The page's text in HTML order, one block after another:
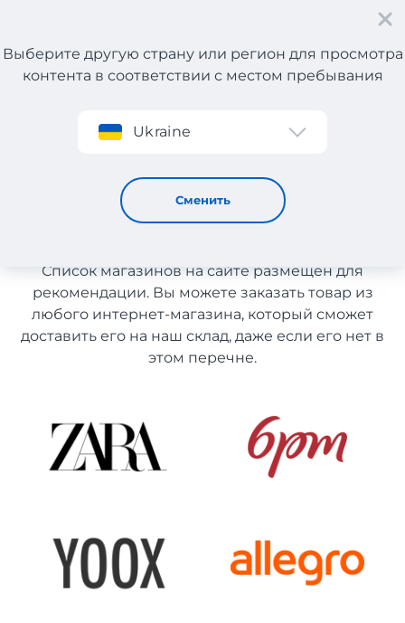
Регистрация
Выберите другую страну или регион для просмотра
контента в соответствии с местом пребывания
Ukraine
Сменить
Автохимия с доставкой в Казахстан
Автохимия с доставкой в
Казахстан
Список магазинов на сайте размещен для
рекомендации. Вы можете заказать товар из
любого интернет-магазина, который сможет
доставить его на наш склад, даже если его нет в
этом перечне.